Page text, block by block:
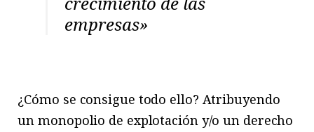
empresas»
¿Cómo se consigue todo ello? Atribuyendo
un monopolio de explotación y/o un derecho